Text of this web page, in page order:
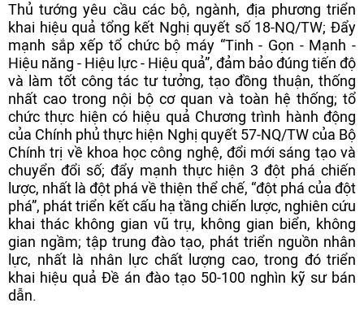
Thủ tướng yêu cầu các bộ, ngành, địa phương triển
khai hiệu quả tổng kết Nghị quyết số 18-NQ/TW; Đẩy
mạnh sắp xếp tổ chức bộ máy “Tinh - Gọn - Mạnh -
Hiệu năng - Hiệu lực - Hiệu quả”, đảm bảo đúng tiến độ
và làm tốt công tác tư tưởng, tạo đồng thuận, thống
nhất cao trong nội bộ cơ quan và toàn hệ thống; tổ
chức thực hiện có hiệu quả Chương trình hành động
của Chính phủ thực hiện Nghị quyết 57-NQ/TW của Bộ
Chính trị về khoa học công nghệ, đổi mới sáng tạo và
chuyển đổi số; đẩy mạnh thực hiện 3 đột phá chiến
lược, nhất là đột phá về thiện thể chế, “đột phá của đột
phá”, phát triển kết cấu hạ tầng chiến lược, nghiên cứu
khai thác không gian vũ trụ, không gian biển, không
gian ngầm; tập trung đào tạo, phát triển nguồn nhân
lực, nhất là nhân lực chất lượng cao, trong đó triển
khai hiệu quả Đề án đào tạo 50-100 nghìn kỹ sư bán
dẫn.